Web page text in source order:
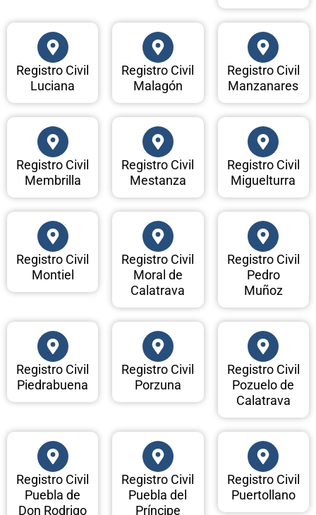
Registro Civil
Luciana
Registro Civil
Malagón
Registro Civil
Manzanares
Registro Civil
Membrilla
Registro Civil
Mestanza
Registro Civil
Miguelturra
Registro Civil
Montiel
Registro Civil
Moral de
Calatrava
Registro Civil
Pedro
Muñoz
Registro Civil
Piedrabuena
Registro Civil
Porzuna
Registro Civil
Pozuelo de
Calatrava
Registro Civil
Puebla de
Don Rodrigo
Registro Civil
Puebla del
Príncipe
Registro Civil
Puertollano